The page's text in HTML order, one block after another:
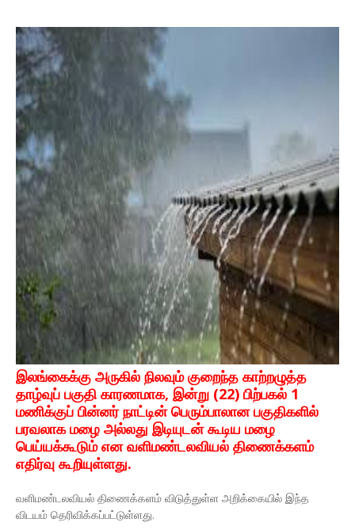
இலங்கைக்கு அருகில் நிலவும் குறைந்த காற்றழுத்த
தாழ்வுப் பகுதி காரணமாக, இன்று (22) பிற்பகல் 1
மணிக்குப் பின்னர் நாட்டின் பெரும்பாலான பகுதிகளில்
பரவலாக மழை அல்லது இடியுடன் கூடிய மழை
பெய்யக்கூடும் என வளிமண்டலவியல் திணைக்களம்
எதிர்வு கூறியுள்ளது.
வளிமண்டலவியல் திணைக்களம் விடுத்துள்ள அறிக்கையில் இந்த
விடயம் தெரிவிக்கப்பட்டுள்ளது.